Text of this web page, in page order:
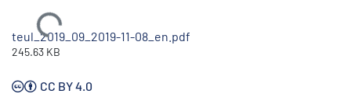
Ladataan...
teul_2019_09_2019-11-08_en.pdf
245.63 KB
CC BY 4.0